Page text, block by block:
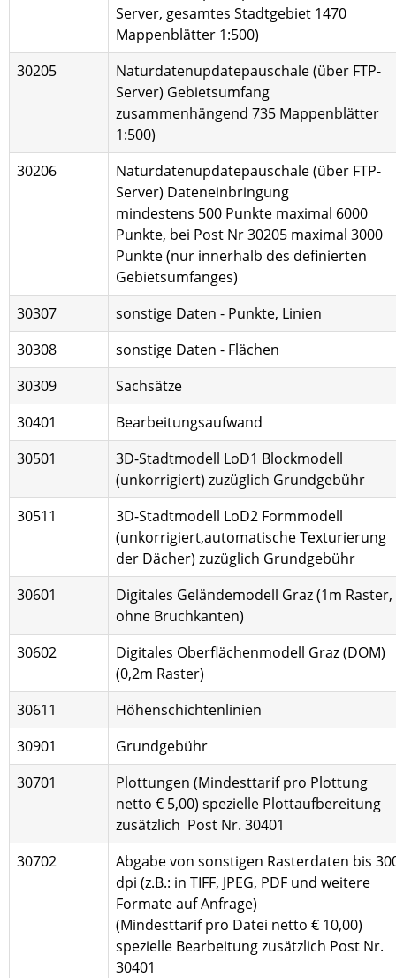
Server, gesamtes Stadtgebiet 1470
Mappenblätter 1:500)
30205
Naturdatenupdatepauschale (über FTP-
Server) Gebietsumfang
zusammenhängend 735 Mappenblätter
1:500)
30206
Naturdatenupdatepauschale (über FTP-
Server) Dateneinbringung
mindestens 500 Punkte maximal 6000
Punkte, bei Post Nr 30205 maximal 3000
Punkte (nur innerhalb des definierten
Gebietsumfanges)
30307
sonstige Daten - Punkte, Linien
30308
sonstige Daten - Flächen
30309
Sachsätze
30401
Bearbeitungsaufwand
30501
3D-Stadtmodell LoD1 Blockmodell
(unkorrigiert) zuzüglich Grundgebühr
30511
3D-Stadtmodell LoD2 Formmodell
(unkorrigiert,automatische Texturierung
der Dächer) zuzüglich Grundgebühr
30601
Digitales Geländemodell Graz (1m Raster,
ohne Bruchkanten)
30602
Digitales Oberflächenmodell Graz (DOM)
(0,2m Raster)
30611
Höhenschichtenlinien
30901
Grundgebühr
30701
Plottungen (Mindesttarif pro Plottung
netto € 5,00) spezielle Plottaufbereitung
zusätzlich Post Nr. 30401
30702
Abgabe von sonstigen Rasterdaten bis
dpi (z.B.: in TIFF, JPEG, PDF und weitere
Formate auf Anfrage)
(Mindesttarif pro Datei netto € 10,00)
spezielle Bearbeitung zusätzlich Post Nr.
30401